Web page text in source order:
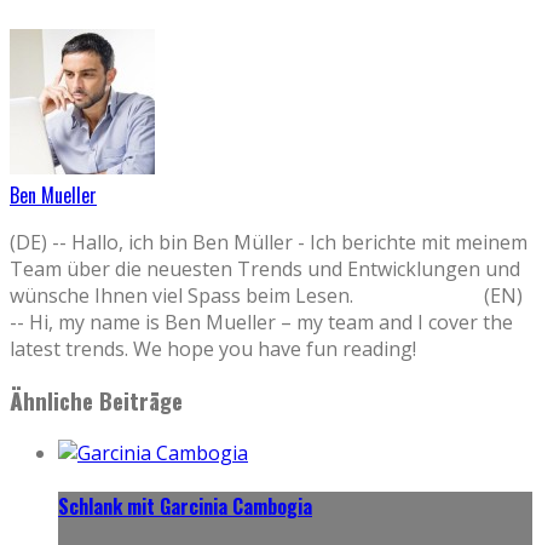
Ben Mueller
(DE) -- Hallo, ich bin Ben Müller - Ich berichte mit meinem
Team über die neuesten Trends und Entwicklungen und
wünsche Ihnen viel Spass beim Lesen. (EN)
-- Hi, my name is Ben Mueller – my team and I cover the
latest trends. We hope you have fun reading!
Ähnliche Beiträge
Schlank mit Garcinia Cambogia